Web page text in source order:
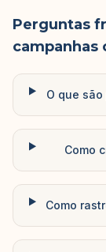
Perguntas
campanhas
O que
Como
Como